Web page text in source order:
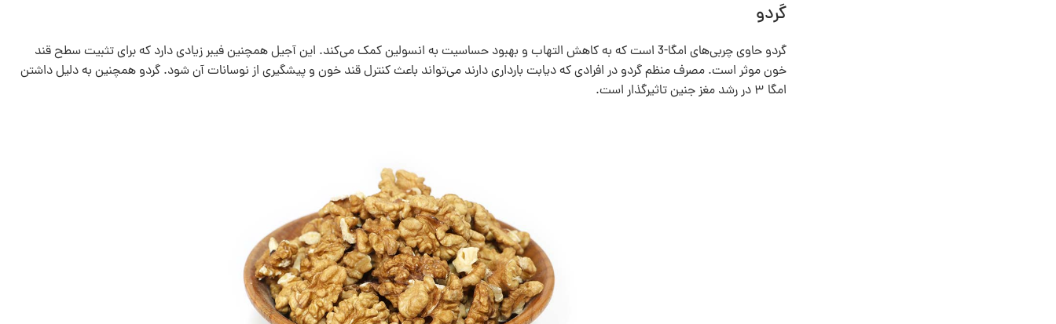
گردو
گردو حاوی چربی‌های امگا-3 است که به کاهش التهاب و بهبود حساسیت به انسولین کمک می‌کند. این آجیل همچنین فیبر زیادی دارد که برای تثبیت سطح قند
خون موثر است. مصرف منظم گردو در افرادی که دیابت بارداری دارند می‌تواند باعث کنترل قند خون و پیشگیری از نوسانات آن شود. گردو همچنین به دلیل داشتن
امگا ۳ در رشد مغز جنین تاثیرگذار است.